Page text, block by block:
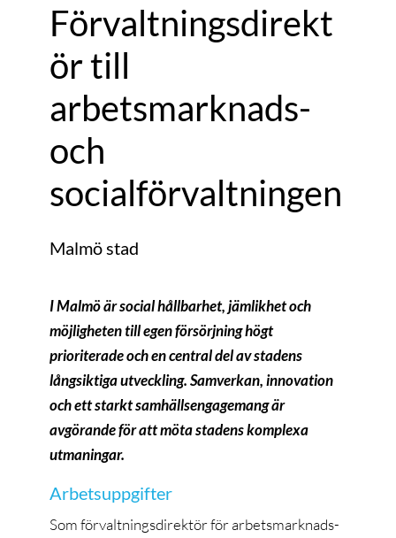
Förvaltningsdirekt
ör till
arbetsmarknads-
och
socialförvaltningen
Malmö stad
I Malmö är social hållbarhet, jämlikhet och
möjligheten till egen försörjning högt
prioriterade och en central del av stadens
långsiktiga utveckling. Samverkan, innovation
och ett starkt samhällsengagemang är
avgörande för att möta stadens komplexa
utmaningar.
Arbetsuppgifter
Som förvaltningsdirektör för arbetsmarknads-